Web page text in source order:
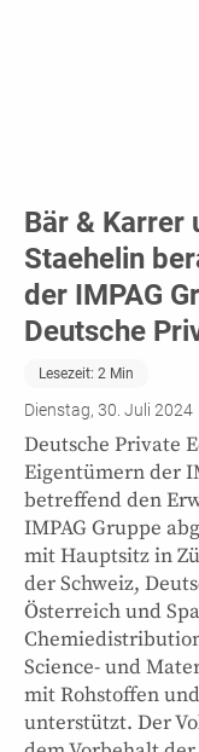
Bär & Karrer
Staehelin
der IMPAG
Deutsche
Lesezeit: 2 Min
Dienstag, 30. Juli 2024
Deutsche Private
Eigentümern der
betreffend den
IMPAG Gruppe
mit Hauptsitz in
der Schweiz,
Österreich und
Science- und
mit Rohstoffen
unterstützt. Der